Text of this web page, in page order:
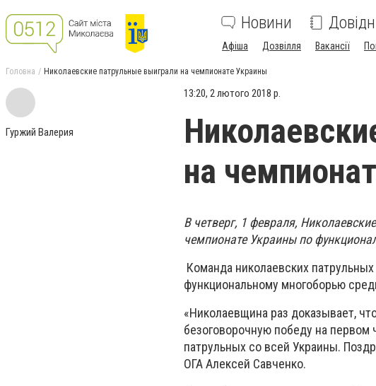
Новини
Афіша Дозвілля Вакансії
Головна Николаевские патрульные выиграли на чемпионате Украины
Гуржий Валерия
13:20, 2 лютого 2018 р.
на
В четверг, 1 февраля,
чемпионате Украины по
Команда николаевских
функциональному многоборью
«Николаевщина раз доказывает,
безоговорочную победу на
патрульных со всей Украины.
ОГА Алексей Савченко.